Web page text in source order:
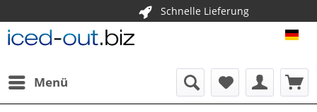
Schnelle Lieferung
Menü